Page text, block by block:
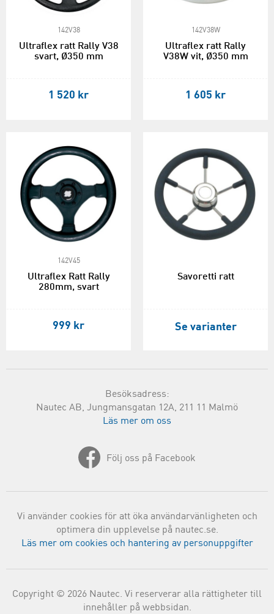
142V38
Ultraflex ratt Rally V38
svart, Ø350 mm
1 520 kr
142V38W
Ultraflex ratt Rally
V38W vit, Ø350 mm
1 605 kr
142V45
Ultraflex Ratt Rally
280mm, svart
999 kr
Savoretti ratt
Se varianter
Besöksadress:
Nautec AB, Jungmansgatan 12A, 211 11 Malmö
Läs mer om oss
Följ oss på Facebook
Vi använder cookies för att öka användarvänligheten och
optimera din upplevelse på nautec.se.
Läs mer om cookies och hantering av personuppgifter
Copyright © 2026 Nautec. Vi reserverar alla rättigheter till
innehåller på webbsidan.